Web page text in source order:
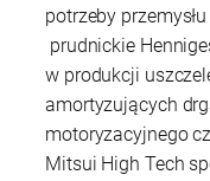
potrzeby
prudnickie
w produkcji
amortyzujących
motoryzacyjnego
Mitsui High Tech